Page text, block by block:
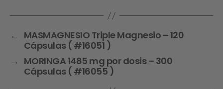
← MASMAGNESIO Triple Magnesio – 120
Cápsulas ( #16051 )
→ MORINGA 1485 mg por dosis – 300
Cápsulas ( #16055 )